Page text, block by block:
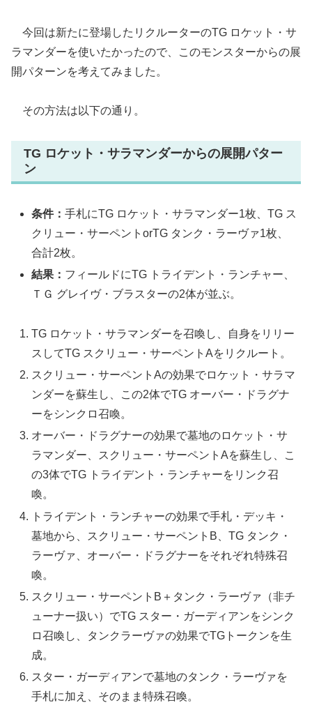
今回は新たに登場したリクルーターのTG ロケット・サ
ラマンダーを使いたかったので、このモンスターからの展
開パターンを考えてみました。
その方法は以下の通り。
TG ロケット・サラマンダーからの展開パター
ン
条件：手札にTG ロケット・サラマンダー1枚、TG ス
クリュー・サーペントorTG タンク・ラーヴァ1枚、
合計2枚。
結果： フィールドにTG トライデント・ランチャー、
ＴＧ グレイヴ・ブラスターの2体が並ぶ。
TG ロケット・サラマンダーを召喚し、自身をリリー
スしてTG スクリュー・サーペントAをリクルート。
スクリュー・サーペントAの効果でロケット・サラマ
ンダーを蘇生し、この2体でTG オーバー・ドラグナ
ーをシンクロ召喚。
オーバー・ドラグナーの効果で墓地のロケット・サ
ラマンダー、スクリュー・サーペントAを蘇生し、こ
の3体でTG トライデント・ランチャーをリンク召
喚。
トライデント・ランチャーの効果で手札・デッキ・
墓地から、スクリュー・サーペントB、TG タンク・
ラーヴァ、オーバー・ドラグナーをそれぞれ特殊召
喚。
スクリュー・サーペントB＋タンク・ラーヴァ（非チ
ューナー扱い）でTG スター・ガーディアンをシンク
ロ召喚し、タンクラーヴァの効果でTGトークンを生
成。
スター・ガーディアンで墓地のタンク・ラーヴァを
手札に加え、そのまま特殊召喚。